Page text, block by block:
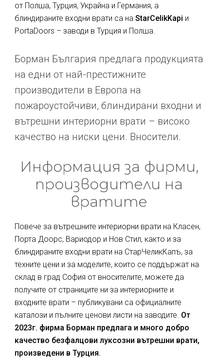
от Полша, Турция, Украйна и Германия, а
блиндираните входни врати са на StarCelikKapi и
PortaDoors – заводи в Турция и Полша.
Борман България предлага продукцията
на едни от най-престижните
производители в Европа на
пожароустойчиви, блиндирани входни и
вътрешни интериорни врати – високо
качество на ниски цени. Вносители.
Информация за фирми,
производители на
вратите
Повече за вътрешните интериорни врати на Класен,
Порта Доорс, Вариодор и Нов Стил, както и за
блиндираните входни врати на СтарЧеликКапъ, за
техните цени и за моделите, които се поддържат на
склад в град София от вносителите, можете да
получите от страниците ни за интериорните и
входните врати – публикувани са официалните
каталози и пълните ценови листи на заводите. От
2023г. фирма Борман предлага и много добро
качество безфалцови луксозни вътрешни врати,
произведени в Турция.